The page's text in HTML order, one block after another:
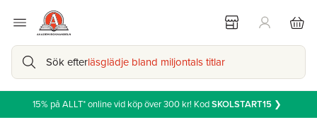
Sök efterläsglädje bland miljontals titlar
15% på ALLT* online vid köp över 300 kr! KodSKOLSTART15 ❯